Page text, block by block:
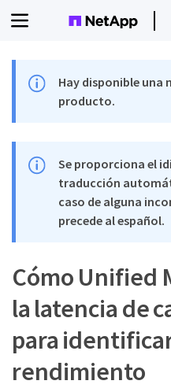
Hay disponible una
producto.
Se proporciona el
traducción
caso de alguna
precede al español.
Cómo Unified
la latencia de
para
rendimiento